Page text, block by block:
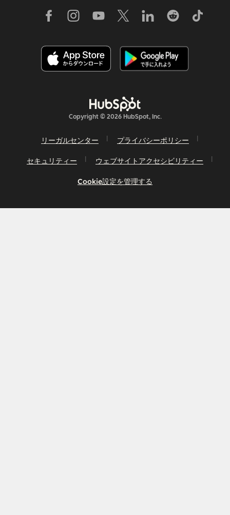
Copyright © 2026 HubSpot, Inc.
リーガルセンター プライバシーポリシー
セキュリティー ウェブサイトアクセシビリティー
Cookie設定を管理する